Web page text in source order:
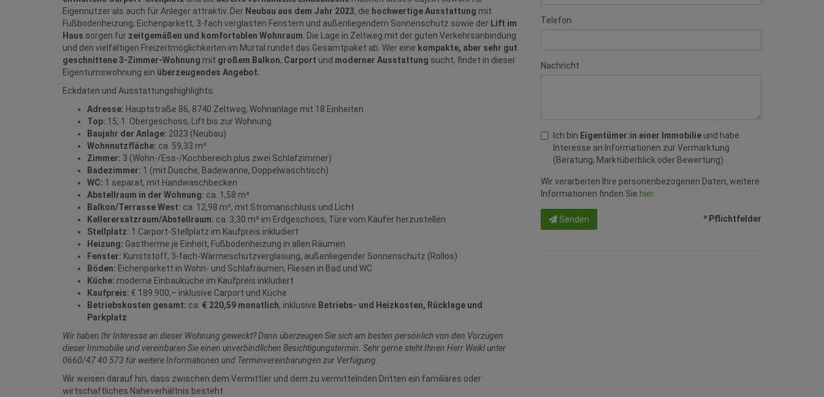
Eigennutzer als auch für Anleger attraktiv. Der Neubau aus dem Jahr 2023, die hochwertige Ausstattung mit
Fußbodenheizung, Eichenparkett, 3‑fach verglasten Fenstern und außenliegendem Sonnenschutz sowie der Lift im
Haus sorgen für zeitgemäßen und komfortablen Wohnraum. Die Lage in Zeltweg mit der guten Verkehrsanbindung
und den vielfältigen Freizeitmöglichkeiten im Murtal rundet das Gesamtpaket ab. Wer eine kompakte, aber sehr gut
geschnittene 3‑Zimmer‑Wohnung mit großem Balkon, Carport und moderner Ausstattung sucht, findet in dieser
Eigentumswohnung ein überzeugendes Angebot.
Eckdaten und Ausstattungshighlights:
Adresse: Hauptstraße 86, 8740 Zeltweg, Wohnanlage mit 18 Einheiten
Top: 15, 1. Obergeschoss, Lift bis zur Wohnung
Baujahr der Anlage: 2023 (Neubau)
Wohnnutzfläche: ca. 59,33 m²
Zimmer: 3 (Wohn‑/Ess‑/Kochbereich plus zwei Schlafzimmer)
Badezimmer: 1 (mit Dusche, Badewanne, Doppelwaschtisch)
WC: 1 separat, mit Handwaschbecken
Abstellraum in der Wohnung: ca. 1,58 m²
Balkon/Terrasse West: ca. 12,98 m², mit Stromanschluss und Licht
Kellerersatzraum/Abstellraum: ca. 3,30 m² im Erdgeschoss, Türe vom Käufer herzustellen
Stellplatz: 1 Carport‑Stellplatz im Kaufpreis inkludiert
Heizung: Gastherme je Einheit, Fußbodenheizung in allen Räumen
Fenster: Kunststoff, 3‑fach‑Wärmeschutzverglasung, außenliegender Sonnenschutz (Rollos)
Böden: Eichenparkett in Wohn- und Schlafräumen, Fliesen in Bad und WC
Küche: moderne Einbauküche im Kaufpreis inkludiert
Kaufpreis: € 189.900,– inklusive Carport und Küche
Betriebskosten gesamt: ca. € 220,59 monatlich, inklusive Betriebs- und Heizkosten, Rücklage und
Parkplatz
Wir haben Ihr Interesse an dieser Wohnung geweckt? Dann überzeugen Sie sich am besten persönlich von den Vorzügen
dieser Immobilie und vereinbaren Sie einen unverbindlichen Besichtigungstermin. Sehr gerne steht Ihnen Herr Weikl unter
0660/47 40 573 für weitere Informationen und Terminvereinbarungen zur Verfügung.
Wir weisen darauf hin, dass zwischen dem Vermittler und dem zu vermittelnden Dritten ein familiäres oder
wirtschaftliches Naheverhältnis besteht.
Telefon
Nachricht
Ich bin Eigentümer:in einer Immobilie und habe
Interesse an Informationen zur Vermarktung
(Beratung, Marktüberblick oder Bewertung).
Wir verarbeiten Ihre personenbezogenen Daten, weitere
Informationen finden Sie hier.
Senden * Pflichtfelder